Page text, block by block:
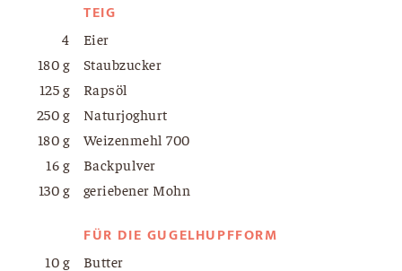
TEIG
4
Eier
180 g
Staubzucker
125 g
Rapsöl
250 g
Naturjoghurt
180 g
Weizenmehl 700
16 g
Backpulver
130 g
geriebener Mohn
FÜR DIE GUGELHUPFFORM
10 g
Butter